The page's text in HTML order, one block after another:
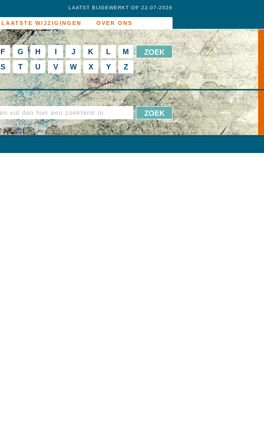
LAATSTE WIJZIGINGEN OVER ONS
LAATST BIJGEWERKT OP 22-07-2026
F G H I J K L
M
S T U V W X Y Z